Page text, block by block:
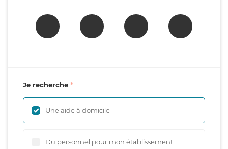
Je recherche
Une aide à domicile
Du personnel pour mon établissement